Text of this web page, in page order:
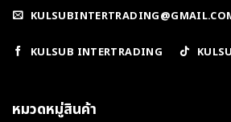
KULSUB INTERTRADING
หมวดหมู่สินค้า